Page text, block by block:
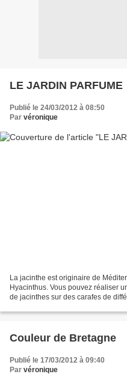
LE JARDIN PARFUME
Publié le 24/03/2012 à 08:50
Par véronique
La jacinthe est originaire de
Hyacinthus. Vous pouvez réaliser
de jacinthes sur des carafes de
Couleur de Bretagne
Publié le 17/03/2012 à 09:40
Par véronique